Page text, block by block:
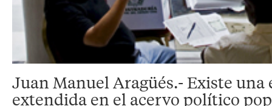
Juan Manuel Aragüés.- Existe
extendida en el acervo político